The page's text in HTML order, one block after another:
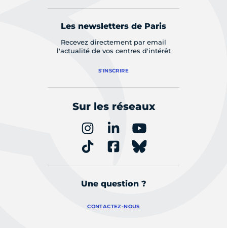
Les newsletters de Paris
Recevez directement par email
l'actualité de vos centres d'intérêt
S'INSCRIRE
Sur les réseaux
Une question ?
CONTACTEZ-NOUS